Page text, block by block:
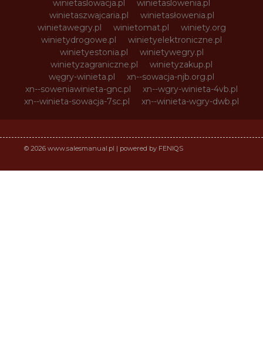
winietaslowacja.pl
winietaslowenia.pl
winietaszwajcaria.pl
winietasłowenia.pl
winietawegry.pl
winietomat.pl
winiety.org
winietydrogowe.pl
winietyelektroniczne.pl
winietyestonia.pl
winietywegry.pl
winietyzagraniczne.pl
winietyzakup.pl
węgry-winieta.pl
xn--sowacja-njb.org.pl
xn--soweniawinieta-gnc.pl
xn--wgry-winieta-4vb.pl
xn--winieta-sowacja-7sc.pl
xn--winieta-wgry-dwb.pl
© 2026 www.salesmanual.pl | powered by FENIQS